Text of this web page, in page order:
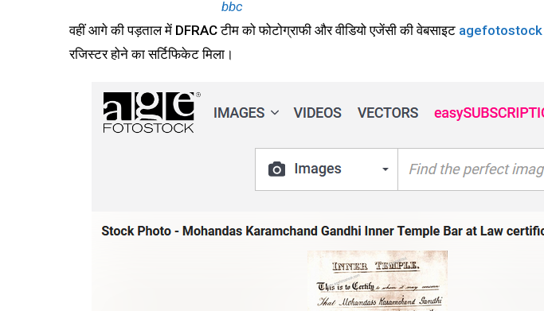
bbc
वहीं आगे की पड़ताल में DFRAC टीम को फोटोग्राफी और वीडियो एजेंसी की वेबसाइट agefotostock
रजिस्टर होने का सर्टिफिकेट मिला।